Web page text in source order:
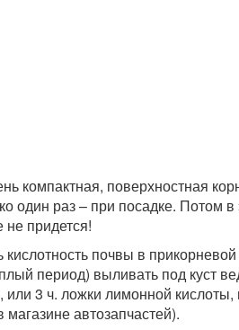
компактная, поверхностная
один раз – при посадке. Потом
не придется!
почвы в
период) выливать под куст
или 3 ч. ложки лимонной
магазине автозапчастей).